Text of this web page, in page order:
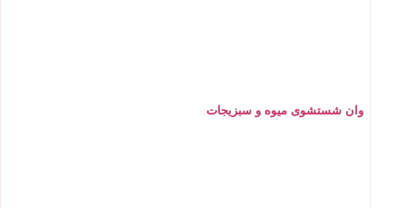
وان شستشوی میوه و سبزیجات